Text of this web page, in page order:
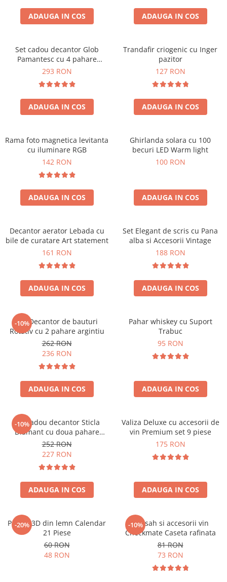
Cadouri Fete
Pentru Copilul din tine
Cadouri de Casa Noua
Cadouri Majorat
Cadouri pentru Nasi
Cadouri pentru Bunici
Cadouri pentru Prieteni
Cel ce are tot
Cadouri Nunta si Cununie civila
Cani si Termosuri
Jocuri si Puzzle
Seturi de caligrafie
Cadouri Sfantul Alexandru
Cadouri Constantin si Elena
Cadouri Sfanta Maria
Cadouri Sfintii Mihail si Gavriil
ADAUGA IN COS ADAUGA IN COS
Set cadou decantor Glob
Pamantesc cu 4 pahare
Deluxe
293 RON
ADAUGA IN COS
Trandafir criogenic cu Inger
pazitor
127 RON
ADAUGA IN COS
Rama foto magnetica levitanta
cu iluminare RGB
142 RON
ADAUGA IN COS
Ghirlanda solara cu 100
becuri LED Warm light
100 RON
ADAUGA IN COS
Decantor aerator Lebada cu
bile de curatare Art statement
161 RON
ADAUGA IN COS
Set Elegant de scris cu Pana
alba si Accesorii Vintage
188 RON
ADAUGA IN COS
-10%
Set Decantor de bauturi
Rotativ cu 2 pahare argintiu
262 RON
236 RON
ADAUGA IN COS
Pahar whiskey cu Suport
Trabuc
95 RON
ADAUGA IN COS
-10%
Set cadou decantor Sticla
Diamant cu doua pahare
Deluxe
252 RON
227 RON
ADAUGA IN COS
Valiza Deluxe cu accesorii de
vin Premium set 9 piese
175 RON
ADAUGA IN COS
-20%
Puzzle 3D din lemn Calendar
21 Piese
60 RON
48 RON
-10%
Set sah si accesorii vin
Checkmate Caseta rafinata
81 RON
73 RON